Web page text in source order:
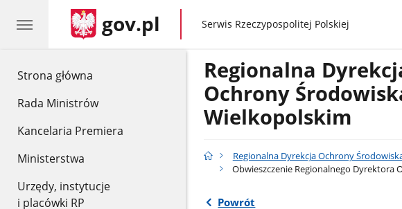
Strona główna
Rada Ministrów
Kancelaria Premiera
Ministerstwa
Urzędy, instytucje
i placówki RP
gov.pl gov.pl
Serwis Rzeczypospolitej Polskiej
Regionalna
Ochrony
Wielkopolskim
Regionalna Dyrekcja Ochrony
Obwieszczenie Regionalnego Dyrektora
Powrót